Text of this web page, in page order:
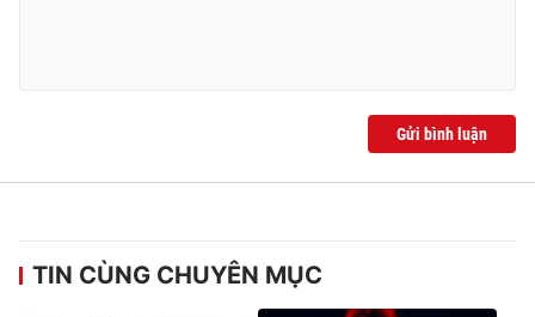
Gửi bình luận
TIN CÙNG CHUYÊN MỤC